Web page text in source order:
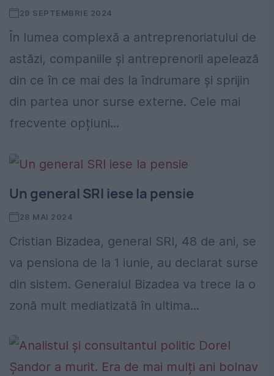
29 SEPTEMBRIE 2024
În lumea complexă a antreprenoriatului de
astăzi, companiile și antreprenorii apelează
din ce în ce mai des la îndrumare și sprijin
din partea unor surse externe. Cele mai
frecvente opțiuni...
Un general SRI iese la pensie
28 MAI 2024
Cristian Bizadea, general SRI, 48 de ani, se
va pensiona de la 1 iunie, au declarat surse
din sistem. Generalul Bizadea va trece la o
zonă mult mediatizată în ultima...